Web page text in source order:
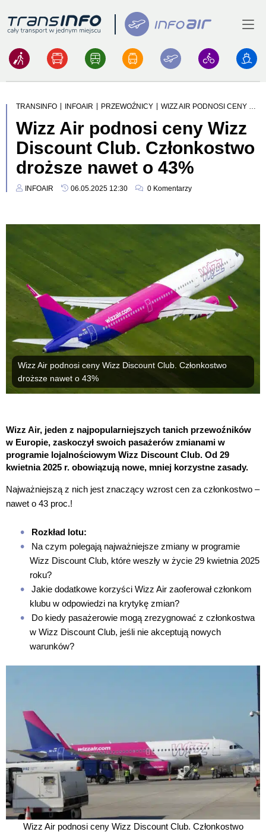
Logo Menu
TRANSINFO INFOAIR PRZEWOŹNICY WIZZ AIR PODNOSI CENY WIZZ DISCOUNT CLUB. CZŁONKOSTWO DROŻSZE NAWET O 43%
Wizz Air podnosi ceny Wizz
Discount Club. Członkostwo
droższe nawet o 43%
INFOAIR 06.05.2025 12:30 0 Komentarzy
Wizz Air podnosi ceny Wizz Discount Club. Członkostwo
droższe nawet o 43%
Wizz Air, jeden z najpopularniejszych tanich przewoźników
w Europie, zaskoczył swoich pasażerów zmianami w
programie lojalnościowym Wizz Discount Club. Od 29
kwietnia 2025 r. obowiązują nowe, mniej korzystne zasady.
Najważniejszą z nich jest znaczący wzrost cen za członkostwo –
nawet o 43 proc.!
Rozkład lotu:
Na czym polegają najważniejsze zmiany w programie
Wizz Discount Club, które weszły w życie 29 kwietnia 2025
roku?
Jakie dodatkowe korzyści Wizz Air zaoferował członkom
klubu w odpowiedzi na krytykę zmian?
Do kiedy pasażerowie mogą zrezygnować z członkostwa
w Wizz Discount Club, jeśli nie akceptują nowych
warunków?
Wizz Air podnosi ceny Wizz Discount Club. Członkostwo